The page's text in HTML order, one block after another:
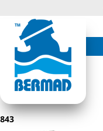
Skip
content
843